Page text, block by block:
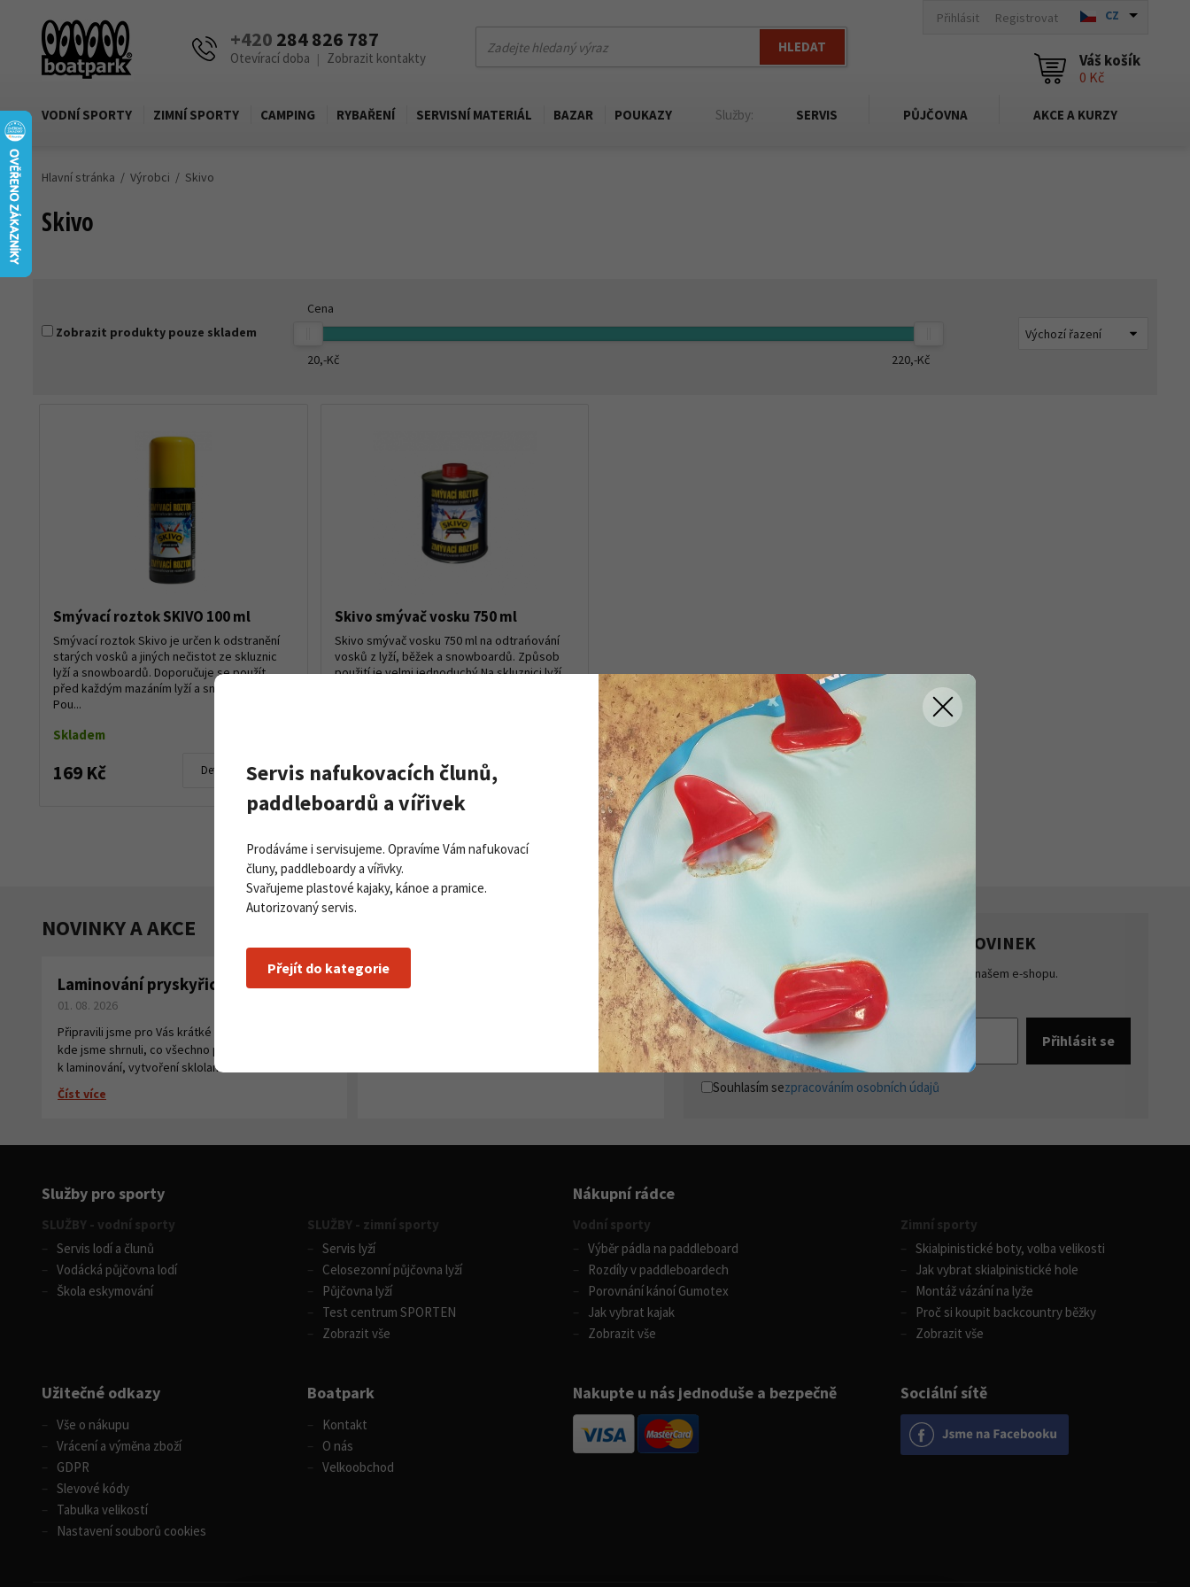
+420 284 826 787
Otevírací doba | Zobrazit kontakty
HLEDAT
Přihlásit Registrovat CZ
Váš košík
0 Kč
VODNÍ SPORTY ZIMNÍ SPORTY CAMPING RYBAŘENÍ SERVISNÍ MATERIÁL BAZAR POUKAZY Služby: SERVIS PŮJČOVNA AKCE A KURZY
Hlavní stránka Výrobci Skivo
Skivo
Zobrazit produkty pouze skladem
Cena
20,-Kč 220,-Kč
Smývací roztok SKIVO 100 ml
Smývací roztok Skivo je určen k odstranění
starých vosků a jiných nečistot ze skluznic
lyží a snowboardů. Doporučuje se použít
před každým mazáním lyží a snowboardů.
Pou...
Skladem
169 Kč Detail produktu
Skivo smývač vosku 750 ml
Skivo smývač vosku 750 ml na odtrańování
vosků z lyží, běžek a snowboardů. Způsob
použití je velmi jednoduchý.Na skluznici lyží
220 Kč Detail produktu
NOVINKY A AKCE Zobrazit všechny novinky
Laminování pryskyřicí a tkaninou
01. 08. 2026
Připravili jsme pro Vás krátké instruktážní video,
kde jsme shrnuli, co všechno potřebujete
k laminování, vytvoření sklolaminátu.
Číst více
Paddleboardy Viking nově v naší
PŘIHLASTE SE K ODBĚRU NOVINEK
Získejte přehled o novinkách a akcích na našem e-shopu.
Přihlašte se k odběru novinek.
Souhlasím sezpracováním osobních údajů
Sociální sítě
Služby pro sporty
SLUŽBY - vodní sporty
Servis lodí a člunů
Vodácká půjčovna lodí
Škola eskymování
SLUŽBY - zimní sporty
Servis lyží
Celosezonní půjčovna lyží
Půjčovna lyží
Test centrum SPORTEN
Zobrazit vše
Nákupní rádce
Vodní sporty
Výběr pádla na paddleboard
Rozdíly v paddleboardech
Porovnání kánoí Gumotex
Jak vybrat kajak
Zobrazit vše
Zimní sporty
Skialpinistické boty, volba velikosti
Jak vybrat skialpinistické hole
Montáž vázání na lyže
Proč si koupit backcountry běžky
Zobrazit vše
Užitečné odkazy
Vše o nákupu
Vrácení a výměna zboží
GDPR
Slevové kódy
Tabulka velikostí
Nastavení souborů cookies
Boatpark
Kontakt
O nás
Velkoobchod
Nakupte u nás jednoduše a bezpečně
Servis nafukovacích člunů,
paddleboardů a vířivek
Prodáváme i servisujeme. Opravíme Vám nafukovací
čluny, paddleboardy a vířivky.
Svařujeme plastové kajaky, kánoe a pramice.
Autorizovaný servis.
Přejít do kategorie